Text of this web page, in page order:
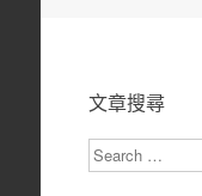
文章搜尋
Search